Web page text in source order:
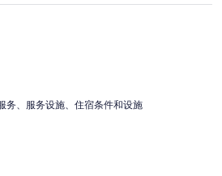
务、服务设施、住宿条件和设施